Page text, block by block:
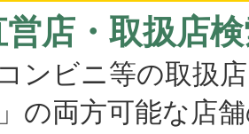
営店・取扱店
ンビニ等の取扱
の両方可能な店